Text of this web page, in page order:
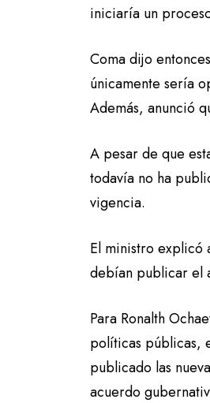
iniciaría un
Coma dijo
únicamente sería
Además, anunció
A pesar de que
todavía no ha
vigencia.
El ministro explicó
debían publicar el
Para Ronalth
políticas públicas,
publicado las
acuerdo